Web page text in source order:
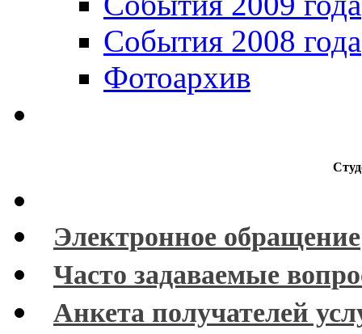
События 2008 года
Фотоархив
Электронное обращение
Часто задаваемые
Анкета получателей